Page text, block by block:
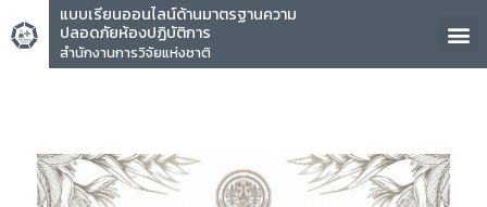
แบบเรียนออนไลน์ด้านมาตรฐานความ
ปลอดภัยห้องปฏิบัติการ
สำนักงานการวิจัยแห่งชาติ